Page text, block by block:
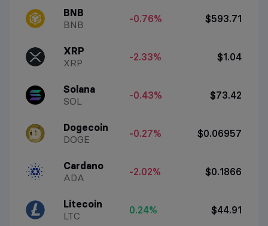
BNB
BNB
-0.76% $593.71
XRP
XRP
-2.33% $1.04
Solana
SOL
-0.43% $73.42
Dogecoin
DOGE
-0.27% $0.06957
Cardano
ADA
-2.02% $0.1866
Litecoin
LTC
0.24% $44.91